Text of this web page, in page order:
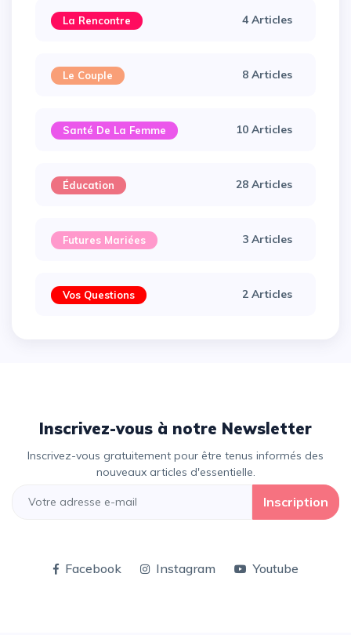
La Rencontre 4 Articles
Le Couple 8 Articles
Santé De La Femme 10 Articles
Éducation 28 Articles
Futures Mariées 3 Articles
Vos Questions 2 Articles
Inscrivez-vous à notre Newsletter
Inscrivez-vous gratuitement pour être tenus informés des
nouveaux articles d'essentielle.
Inscription
Facebook Instagram Youtube